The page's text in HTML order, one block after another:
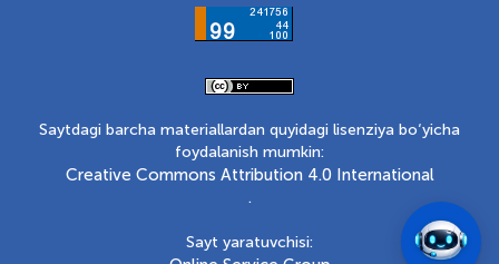
Saytdagi barcha materiallardan quyidagi lisenziya bo‘yicha
foydalanish mumkin:
Creative Commons Attribution 4.0 International
.
Sayt yaratuvchisi: